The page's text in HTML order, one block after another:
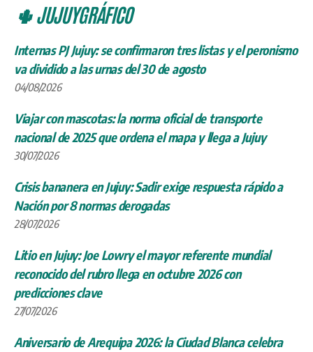
🌵 JUJUYGRÁFICO
Internas PJ Jujuy: se confirmaron tres listas y el peronismo
va dividido a las urnas del 30 de agosto
04/08/2026
Viajar con mascotas: la norma oficial de transporte
nacional de 2025 que ordena el mapa y llega a Jujuy
30/07/2026
Crisis bananera en Jujuy: Sadir exige respuesta rápido a
Nación por 8 normas derogadas
28/07/2026
Litio en Jujuy: Joe Lowry el mayor referente mundial
reconocido del rubro llega en octubre 2026 con
predicciones clave
27/07/2026
Aniversario de Arequipa 2026: la Ciudad Blanca celebra